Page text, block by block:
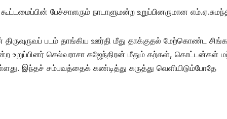
பேச்சாளரும் நாடாளுமன்ற உறுப்பினருமான
படம் தாங்கிய ஊர்தி மீது தாக்குதல் மேற்கொண்ட
உறுப்பினர் செல்வராசா கஜேந்திரன் மீதும் கற்கள், கொட்டன்கள்
இந்தச் சம்பவத்தைக் கண்டித்து கருத்து வெளியிடும்போதே